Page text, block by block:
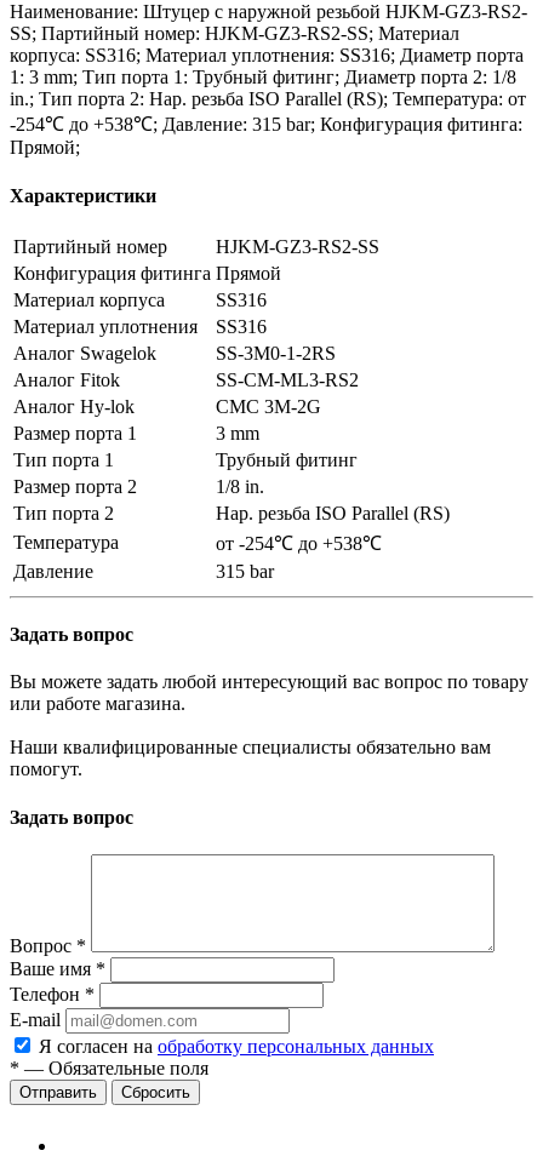
Наименование: Штуцер с наружной резьбой HJKM-GZ3-RS2-
SS; Партийный номер: HJKM-GZ3-RS2-SS; Материал
корпуса: SS316; Материал уплотнения: SS316; Диаметр порта
1: 3 mm; Тип порта 1: Трубный фитинг; Диаметр порта 2: 1/8
in.; Тип порта 2: Нар. резьба ISO Parallel (RS); Температура: от
-254℃ до +538℃; Давление: 315 bar; Конфигурация фитинга:
Прямой;
Характеристики
Партийный номер
HJKM-GZ3-RS2-SS
Конфигурация фитинга Прямой
Материал корпуса
SS316
Материал уплотнения
SS316
Аналог Swagelok
SS-3M0-1-2RS
Аналог Fitok
SS-CM-ML3-RS2
Аналог Hy-lok
CMC 3M-2G
Размер порта 1
3 mm
Тип порта 1
Трубный фитинг
Размер порта 2
1/8 in.
Тип порта 2
Нар. резьба ISO Parallel (RS)
Температура
от -254℃ до +538℃
Давление
315 bar
Задать вопрос
Вы можете задать любой интересующий вас вопрос по товару
или работе магазина.
Наши квалифицированные специалисты обязательно вам
помогут.
Задать вопрос
Вопрос *
Ваше имя *
Телефон *
E-mail
Я согласен на обработку персональных данных
* — Обязательные поля
Сбросить